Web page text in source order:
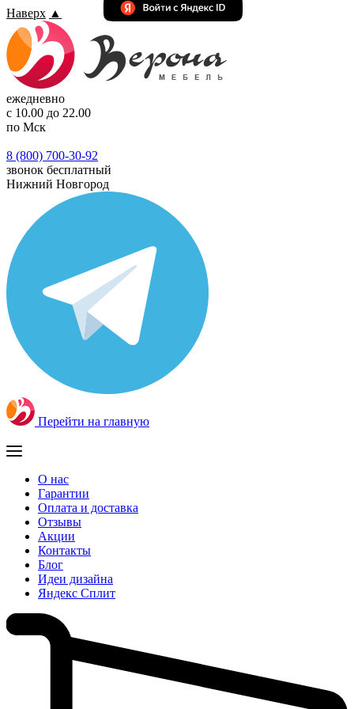
Наверх ▲
ежедневно
с 10.00 до 22.00
по Мск
8 (800) 700-30-92
звонок бесплатный
Нижний Новгород
Перейти на главную
О нас
Гарантии
Оплата и доставка
Отзывы
Акции
Контакты
Блог
Идеи дизайна
Яндекс Сплит